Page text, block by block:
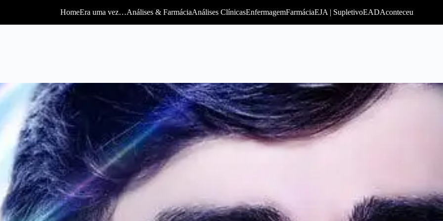
HomeEra uma vez…Análises & FarmáciaAnálises ClínicasEnfermagemFarmáciaEJA | SupletivoEADAconteceu